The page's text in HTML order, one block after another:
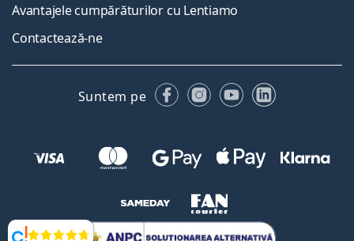
Avantajele cumpărăturilor cu Lentiamo
Contactează-ne
Suntem pe FacebookInstagram
YouTubeLinkedIn